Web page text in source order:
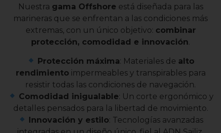
Nuestra gama Offshore está diseñada para las
marineras que se enfrentan a las condiciones más
extremas, con un único objetivo: combinar
protección, comodidad e innovación.
Protección máxima: Materiales de alto
rendimiento impermeables y transpirables para
resistir todas las condiciones de navegación.
Comodidad inigualable: Un corte ergonómico y
detalles pensados para la libertad de movimiento.
Innovación y estilo: Tecnologías avanzadas